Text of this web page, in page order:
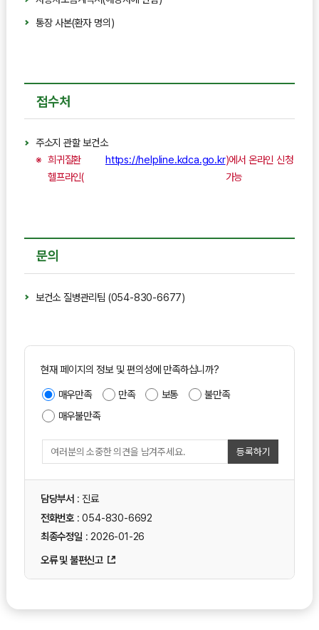
통장 사본(환자 명의)
접수처
주소지 관할 보건소
희귀질환
헬프라인(
https://helpline.kdca.go.kr)에서 온라인 신청
가능
문의
보건소 질병관리팀 (054-830-6677)
현재 페이지의 정보 및 편의성에 만족하십니까?
매우만족 만족 보통
불만족
매우불만족
등록하기
담당부서: 진료
전화번호: 054-830-6692
최종수정일 : 2026-01-26
오류 및 불편신고